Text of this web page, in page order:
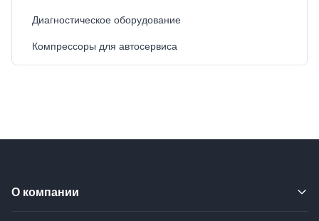
Диагностическое оборудование
Компрессоры для автосервиса
О компании